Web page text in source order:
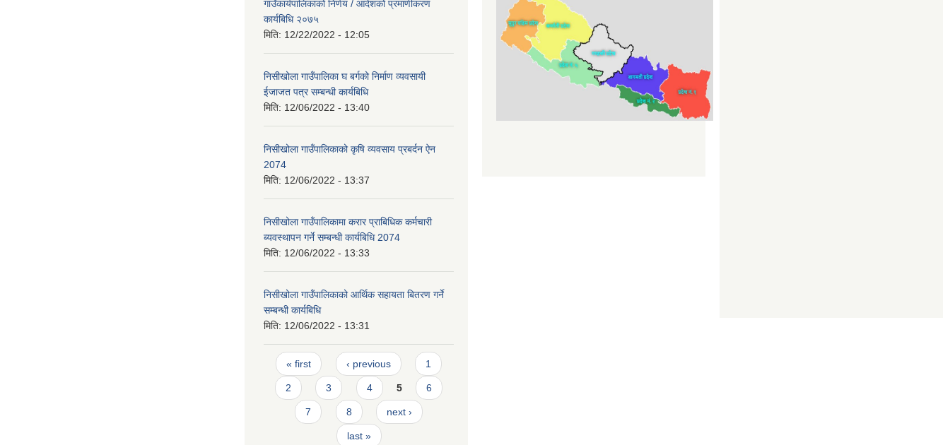
गाउँकार्यपालिकाको निर्णय / आदेशको प्रमाणीकरण
कार्यबिधि २०७५
मिति: 12/22/2022 - 12:05
निसीखोला गाउँपालिका घ बर्गको निर्माण व्यवसायी
ईजाजत पत्र सम्बन्धी कार्यबिधि
मिति: 12/06/2022 - 13:40
निसीखोला गाउँपालिकाको कृषि व्यवसाय प्रबर्दन ऐन
2074
मिति: 12/06/2022 - 13:37
निसीखोला गाउँपालिकामा करार प्राबिधिक कर्मचारी
ब्यवस्थापन गर्ने सम्बन्धी कार्यबिधि 2074
मिति: 12/06/2022 - 13:33
निसीखोला गाउँपालिकाको आर्थिक सहायता बितरण गर्ने
सम्बन्धी कार्यबिधि
मिति: 12/06/2022 - 13:31
Pages
« first ‹ previous 1
2 3 4 5 6
7 8 next ›
last »